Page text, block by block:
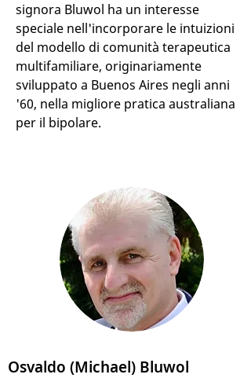
signora Bluwol ha un interesse
speciale nell'incorporare le intuizioni
del modello di comunità terapeutica
multifamiliare, originariamente
sviluppato a Buenos Aires negli anni
'60, nella migliore pratica australiana
per il bipolare.
Osvaldo (Michael) Bluwol